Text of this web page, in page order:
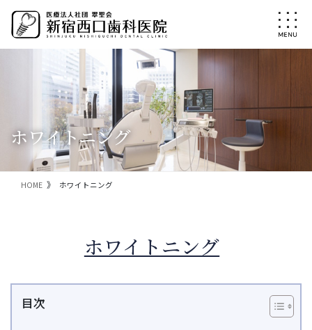
ン
ー
ホワイトニング
HOME ホワイトニング
ホワイトニング
目次